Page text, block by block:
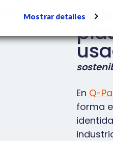
Mostrar detalles
Palets de plástico
En Q-
forma